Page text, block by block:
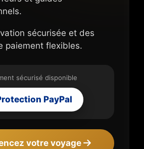
sécurisée et des
paiement flexibles.
sécurisé disponible
PayPal
votre voyage